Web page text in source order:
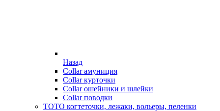
Назад
Collar амуниция
Collar курточки
Collar ошейники и шлейки
Collar поводки
ТОТО когтеточки, лежаки, вольеры, пеленки